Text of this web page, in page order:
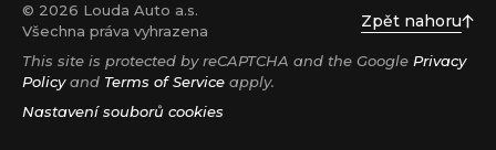
© 2026 Louda Auto a.s.
Všechna práva vyhrazena
Zpět nahoru
This site is protected by reCAPTCHA and the Google Privacy
Policyand Terms of Service apply.
Nastavení souborů cookies